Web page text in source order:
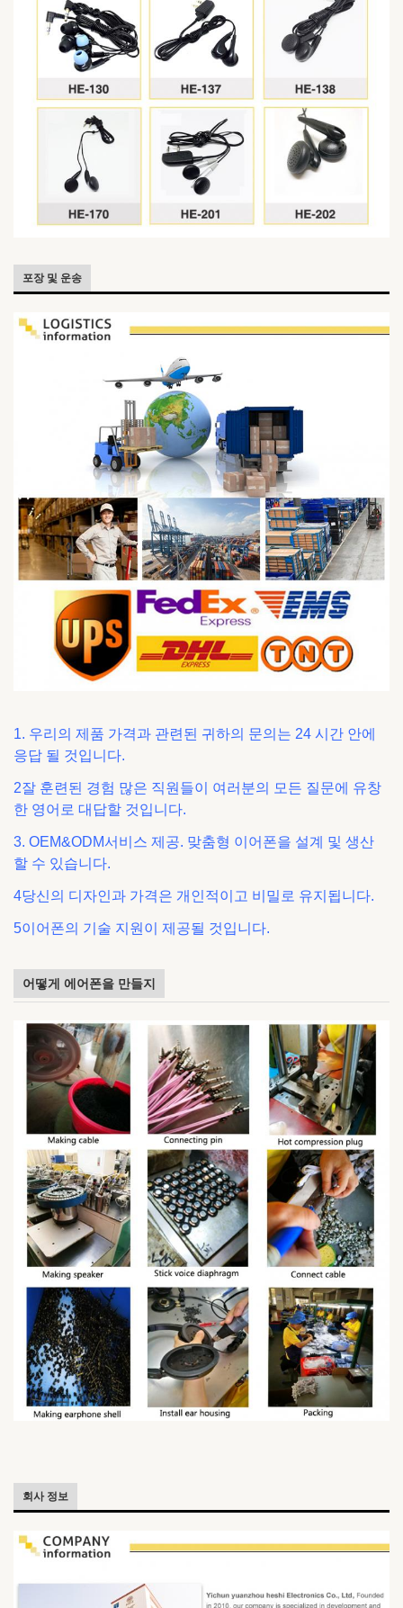
포장 및 운송
1. 우리의 제품 가격과 관련된 귀하의 문의는 24 시간 안에
응답 될 것입니다.
2잘 훈련된 경험 많은 직원들이 여러분의 모든 질문에 유창
한 영어로 대답할 것입니다.
3. OEM&ODM서비스 제공. 맞춤형 이어폰을 설계 및 생산
할 수 있습니다.
4당신의 디자인과 가격은 개인적이고 비밀로 유지됩니다.
5이어폰의 기술 지원이 제공될 것입니다.
어떻게 에어폰을 만들지
회사 정보